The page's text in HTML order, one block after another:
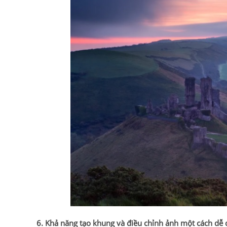
6. Khả năng tạo khung và điều chỉnh ảnh một cách dễ